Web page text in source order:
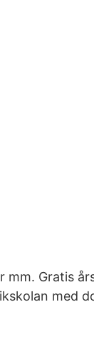
Gratis
med